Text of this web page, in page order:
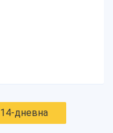
14-дневна